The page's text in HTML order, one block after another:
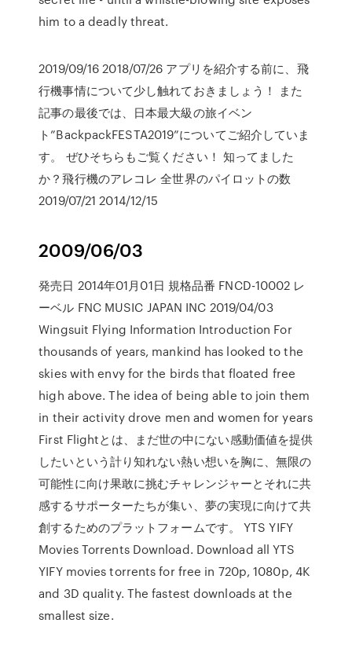
him to a deadly threat.
2019/09/16 2018/07/26 アプリを紹介する前に、飛
行機事情について少し触れておきましょう！ また
記事の最後では、日本最大級の旅イベン
ト”BackpackFESTA2019”についてご紹介していま
す。 ぜひそちらもご覧ください！ 知ってました
か？飛行機のアレコレ 全世界のパイロットの数
2019/07/21 2014/12/15
2009/06/03
発売日 2014年01月01日 規格品番 FNCD-10002 レ
ーベル FNC MUSIC JAPAN INC 2019/04/03
Wingsuit Flying Information Introduction For
thousands of years, mankind has looked to the
skies with envy for the birds that floated free
high above. The idea of being able to join them
in their activity drove men and women for years
First Flightとは、まだ世の中にない感動価値を提供
したいという計り知れない熱い想いを胸に、無限の
可能性に向け果敢に挑むチャレンジャーとそれに共
感するサポーターたちが集い、夢の実現に向けて共
創するためのプラットフォームです。 YTS YIFY
Movies Torrents Download. Download all YTS
YIFY movies torrents for free in 720p, 1080p, 4K
and 3D quality. The fastest downloads at the
smallest size.